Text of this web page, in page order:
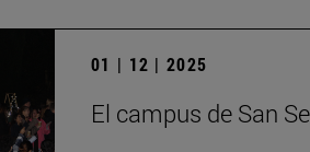
01 | 12 | 2025
El campus de San